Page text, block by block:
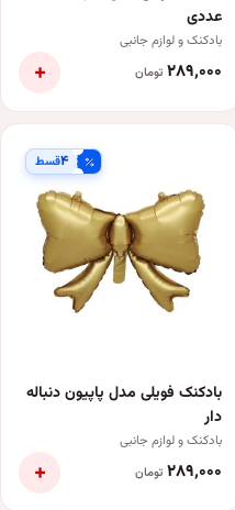
عددی
بادکنک و لوازم جانبی
۲۸۹٬۰۰۰ تومان +
۴قسط
بادکنک فویلی مدل پاپیون دنباله
دار
بادکنک و لوازم جانبی
۲۸۹٬۰۰۰ تومان +